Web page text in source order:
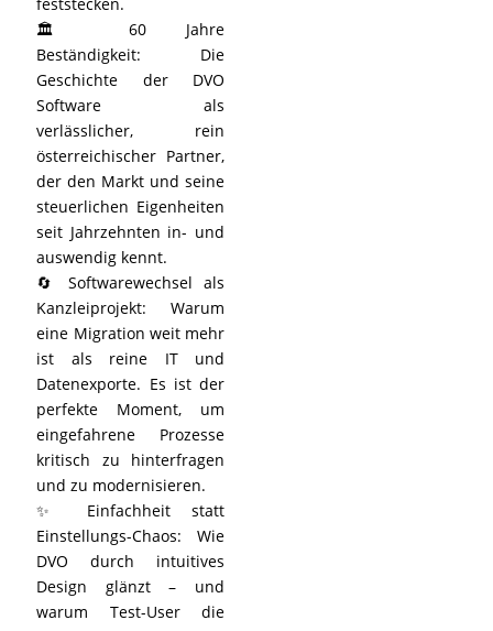
🏛️ 60 Jahre
Beständigkeit: Die
Geschichte der DVO
Software als
verlässlicher, rein
österreichischer Partner,
der den Markt und seine
steuerlichen Eigenheiten
seit Jahrzehnten in- und
auswendig kennt.
🔄 Softwarewechsel als
Kanzleiprojekt: Warum
eine Migration weit mehr
ist als reine IT und
Datenexporte. Es ist der
perfekte Moment, um
eingefahrene Prozesse
kritisch zu hinterfragen
und zu modernisieren.
✨ Einfachheit statt
Einstellungs-Chaos: Wie
DVO durch intuitives
Design glänzt – und
warum Test-User die